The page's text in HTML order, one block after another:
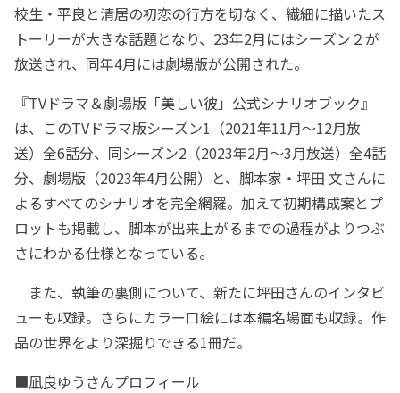
校生・平良と清居の初恋の行方を切なく、繊細に描いたス
トーリーが大きな話題となり、23年2月にはシーズン２が
放送され、同年4月には劇場版が公開された。
『TVドラマ＆劇場版「美しい彼」公式シナリオブック』
は、このTVドラマ版シーズン1（2021年11月～12月放
送）全6話分、同シーズン2（2023年2月～3月放送）全4話
分、劇場版（2023年4月公開）と、脚本家・坪田 文さんに
よるすべてのシナリオを完全網羅。加えて初期構成案とプ
ロットも掲載し、脚本が出来上がるまでの過程がよりつぶ
さにわかる仕様となっている。
また、執筆の裏側について、新たに坪田さんのインタビ
ューも収録。さらにカラー口絵には本編名場面も収録。作
品の世界をより深掘りできる1冊だ。
■凪良ゆうさんプロフィール